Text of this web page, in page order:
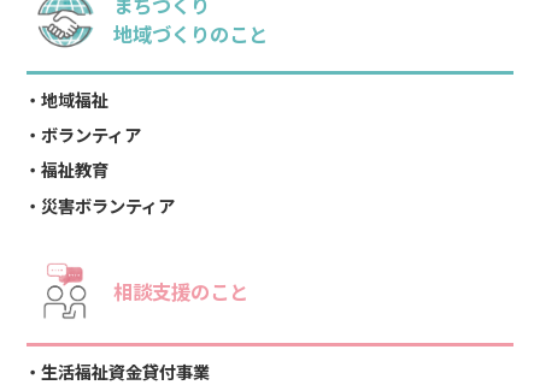
地域づくりのこと
地域福祉
ボランティア
福祉教育
災害ボランティア
相談支援のこと
生活福祉資金貸付事業